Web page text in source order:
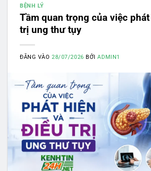
BỆNH LÝ
Tầm quan trọng của việc
trị ung thư tụy
ĐĂNG VÀO28/07/2026 BỞIADMIN1